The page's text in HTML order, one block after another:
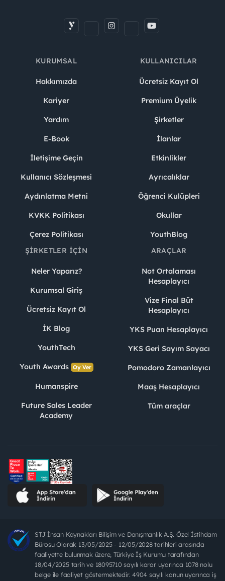
KURUMSAL
Hakkımızda
Kariyer
Yardım
E-Book
İletişime Geçin
Kullanıcı Sözleşmesi
Aydınlatma Metni
KVKK Politikası
Çerez Politikası
KULLANICILAR
Ücretsiz Kayıt Ol
Premium Üyelik
Şirketler
İlanlar
Etkinlikler
Ayrıcalıklar
Öğrenci Kulüpleri
Okullar
YouthBlog
ŞIRKETLER İÇIN
Neler Yaparız?
Kurumsal Giriş
Ücretsiz Kayıt Ol
İK Blog
YouthTech
Youth Awards Oy Ver
Humanspire
Future Sales Leader
Academy
ARAÇLAR
Not Ortalaması
Hesaplayıcı
Vize Final Büt
Hesaplayıcı
YKS Puan Hesaplayıcı
YKS Geri Sayım Sayacı
Pomodoro Zamanlayıcı
Maaş Hesaplayıcı
Tüm araçlar
STJ İnsan Kaynakları Bilişim ve Danışmanlık A.Ş. Özel İstihdam
Bürosu Olarak 13/05/2025 - 12/05/2028 tarihleri arasında
faaliyette bulunmak üzere, Türkiye İş Kurumu tarafından
18/04/2025 tarih ve 18095710 sayılı karar uyarınca 1078 nolu
belge ile faaliyet göstermektedir. 4904 sayılı kanun uyarınca iş